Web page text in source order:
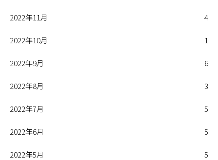
2022年11月 4
2022年10月 1
2022年9月 6
2022年8月 3
2022年7月 5
2022年6月 5
2022年5月 5